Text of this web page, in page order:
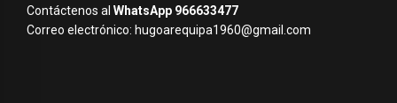
Contáctenos al WhatsApp 966633477
Correo electrónico: hugoarequipa1960@gmail.com